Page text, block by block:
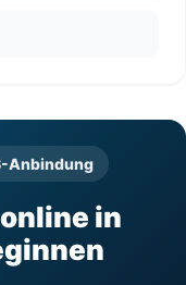
Anbindung
in